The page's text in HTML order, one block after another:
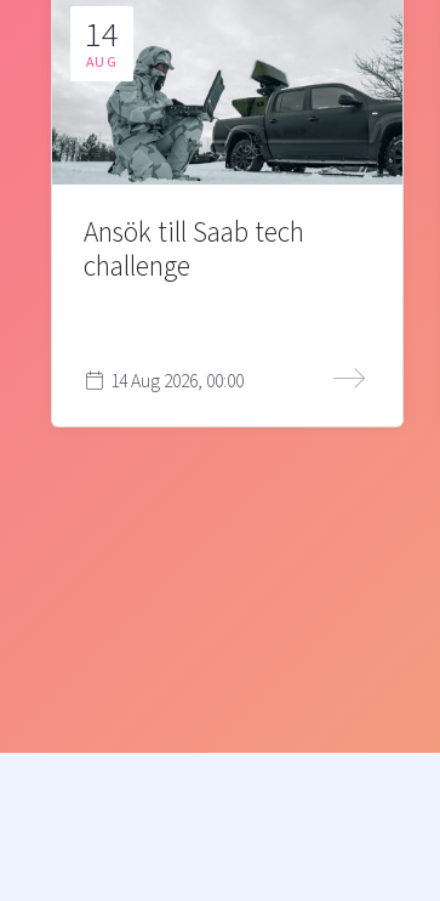
14
AUG
Ansök till Saab tech
challenge
14 Aug 2026, 00:00